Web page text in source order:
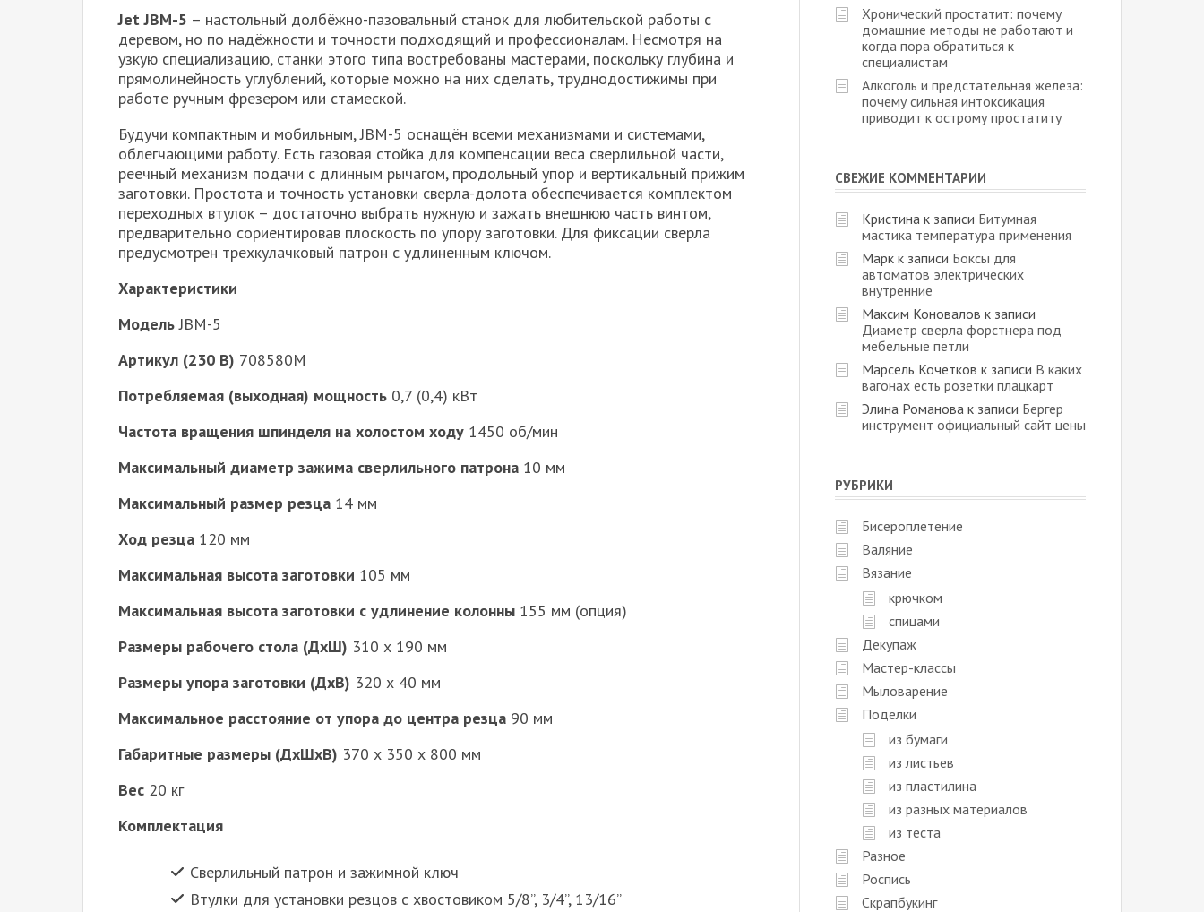
Jet JBM-5 – настольный долбёжно-пазовальный станок для любительской работы с
деревом, но по надёжности и точности подходящий и профессионалам. Несмотря на
узкую специализацию, станки этого типа востребованы мастерами, поскольку глубина и
прямолинейность углублений, которые можно на них сделать, труднодостижимы при
работе ручным фрезером или стамеской.
Будучи компактным и мобильным, JBM-5 оснащён всеми механизмами и системами,
облегчающими работу. Есть газовая стойка для компенсации веса сверлильной части,
реечный механизм подачи с длинным рычагом, продольный упор и вертикальный прижим
заготовки. Простота и точность установки сверла-долота обеспечивается комплектом
переходных втулок – достаточно выбрать нужную и зажать внешнюю часть винтом,
предварительно сориентировав плоскость по упору заготовки. Для фиксации сверла
предусмотрен трехкулачковый патрон с удлиненным ключом.
Характеристики
МодельJBM-5
Артикул (230 В) 708580M
Потребляемая (выходная) мощность 0,7 (0,4) кВт
Частота вращения шпинделя на холостом ходу 1450 об/мин
Максимальный диаметр зажима сверлильного патрона 10 мм
Максимальный размер резца 14 мм
Ход резца 120 мм
Максимальная высота заготовки 105 мм
Максимальная высота заготовки с удлинение колонны 155 мм (опция)
Размеры рабочего стола (ДхШ) 310 х 190 мм
Размеры упора заготовки (ДхВ) 320 х 40 мм
Максимальное расстояние от упора до центра резца 90 мм
Габаритные размеры (ДхШхВ) 370 х 350 х 800 мм
Вес 20 кг
Комплектация
Сверлильный патрон и зажимной ключ
Втулки для установки резцов с хвостовиком 5/8”, 3/4”, 13/16”
Хронический простатит: почему
домашние методы не работают и
когда пора обратиться к
специалистам
Алкоголь и предстательная железа:
почему сильная интоксикация
приводит к острому простатиту
СВЕЖИЕ КОММЕНТАРИИ
Кристина к записи Битумная
мастика температура применения
Марк к записи Боксы для
автоматов электрических
внутренние
Максим Коновалов к записи
Диаметр сверла форстнера под
мебельные петли
Марсель Кочетков к записи В каких
вагонах есть розетки плацкарт
Элина Романова к записи Бергер
инструмент официальный сайт цены
РУБРИКИ
Бисероплетение
Валяние
Вязание
крючком
спицами
Декупаж
Мастер-классы
Мыловарение
Поделки
из бумаги
из листьев
из пластилина
из разных материалов
из теста
Разное
Роспись
Скрапбукинг